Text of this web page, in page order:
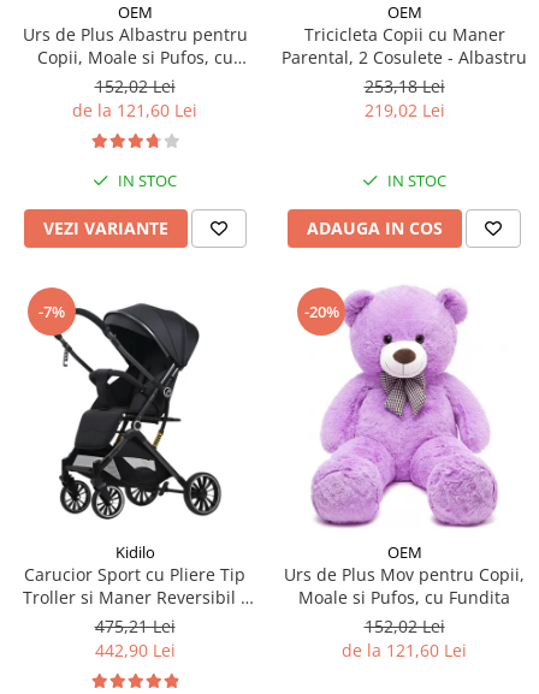
OEM
Urs de Plus Albastru pentru
Copii, Moale si Pufos, cu
Fundita
152,02 Lei
de la 121,60 Lei
IN STOC
VEZI VARIANTE
OEM
Tricicleta Copii cu Maner
Parental, 2 Cosulete - Albastru
253,18 Lei
219,02 Lei
IN STOC
ADAUGA IN COS
-7%
Kidilo
Carucior Sport cu Pliere Tip
Troller si Maner Reversibil -
Negru
475,21 Lei
442,90 Lei
-20%
OEM
Urs de Plus Mov pentru Copii,
Moale si Pufos, cu Fundita
152,02 Lei
de la 121,60 Lei